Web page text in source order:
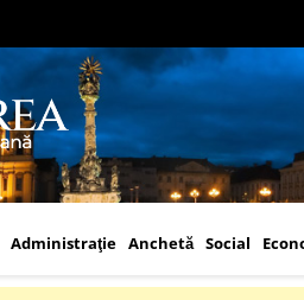
Administraţie Anchetă Social